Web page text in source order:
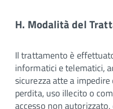
H. Modalità del
Il trattamento è
informatici e telematici,
sicurezza atte a
perdita, uso illecito o
accesso non